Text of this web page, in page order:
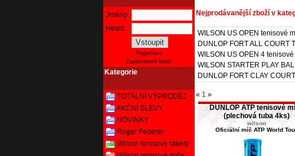
Jméno:
Heslo:
Registrace
Zapomenuté heslo
Kategorie
TOTÁLNÍ VÝPRODEJ
AKČNÍ SLEVY
NOVINKY
Roger Federer
Wilson tenisové rakety
Nejprodávanější zboží v
WILSON US OPEN tenisové
DUNLOP FORT ALL COURT
WILSON US OPEN 4
WILSON STARTER PLAY
DUNLOP FORT CLAY
« 1 »
DUNLOP ATP tenisové
(plechová tuba 4ks)
wilson
Oficiální míč ATP World